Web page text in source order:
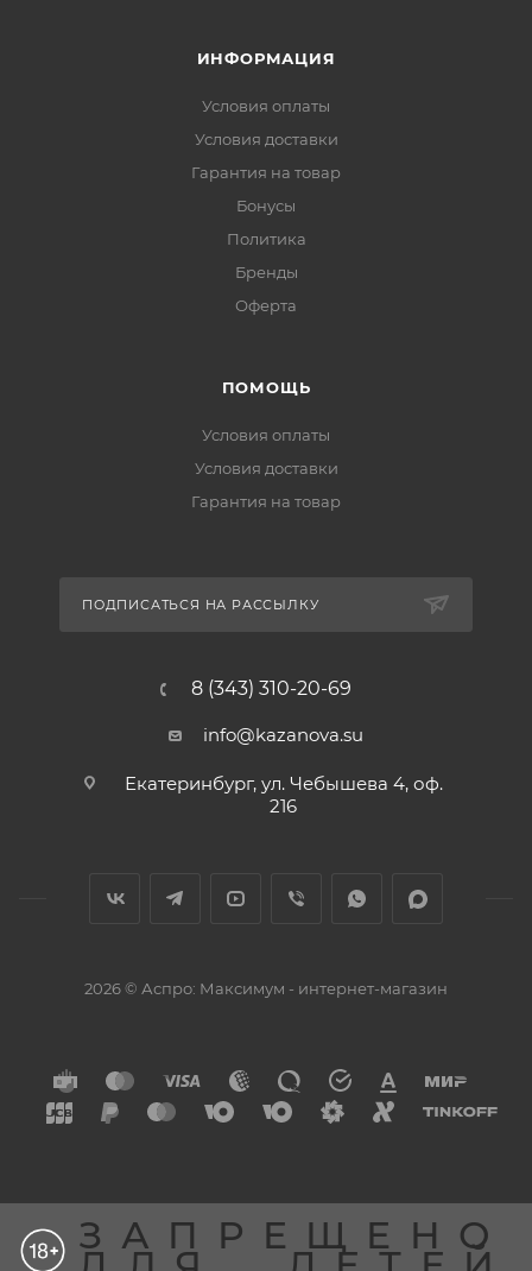
ИНФОРМАЦИЯ
Условия оплаты
Условия доставки
Гарантия на товар
Бонусы
Политика
Бренды
Оферта
ПОМОЩЬ
Условия оплаты
Условия доставки
Гарантия на товар
ПОДПИСАТЬСЯ НА РАССЫЛКУ
8 (343) 310-20-69
info@kazanova.su
Екатеринбург, ул. Чебышева 4, оф.
216
2026 © Аспро: Максимум - интернет-магазин
ЗАПРЕЩЕНО